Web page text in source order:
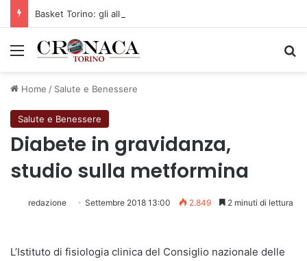
Menu
Home / Salute e Benessere
Salute e Benessere
Diabete in gravidanza,
studio sulla metformina
redazione Settembre 2018 13:00 2.849 2 minuti di lettura
L’Istituto di fisiologia clinica del Consiglio nazionale delle